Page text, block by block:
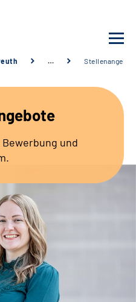
…
und